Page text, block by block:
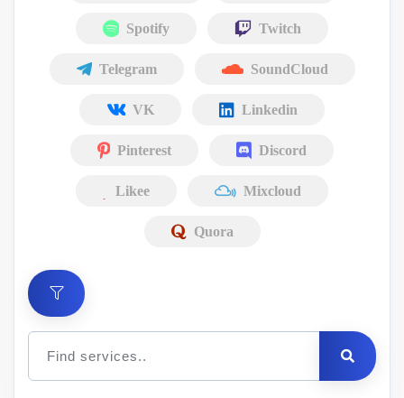
Spotify Twitch
Telegram SoundCloud
VK Linkedin
Pinterest Discord
Likee Mixcloud
Quora